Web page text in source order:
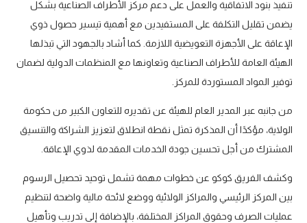
تنفيذ بنود الاتفاقية والعمل على دعم مركز الأطراف الصناعية بشكل
يضمن تقليل التكلفة على المستفيدين مع أهمية تيسير حصول ذوي
الإعاقة على الأجهزة التعويضية اللازمة. كما أشاد بالجهود التي تبذلها
الهيئة العامة للأطراف الصناعية وتعاونها مع المنظمات الدولية لضمان
توفير المواد المستوردة للمركز.
من جانبه عبر المدير العام للهيئة عن تقديره للتعاون الكبير من حكومة
الولاية، مؤكدًا أن المذكرة تمثل نقطة انطلاق لتعزيز الشراكة والتنسيق
المشترك من أجل تحسين جودة الخدمات المقدمة لذوي الإعاقة.
وكشف الفريق كوكو عن خطوات مهمة تشمل توحيد تحصيل الرسوم
بين المركز الرئيسي والمراكز الولائية ووضع لائحة مالية واضحة لتنظيم
عمليات الصرف وحقوق المراكز المختلفة، بالإضافة إلى تدريب وتأهيل